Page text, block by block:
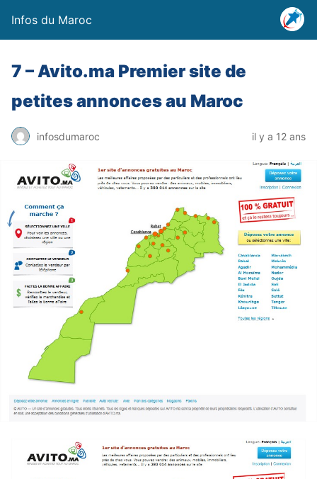
Infos du Maroc
7 – Avito.ma Premier site de
petites annonces au Maroc
infosdumaroc il y a 12 ans